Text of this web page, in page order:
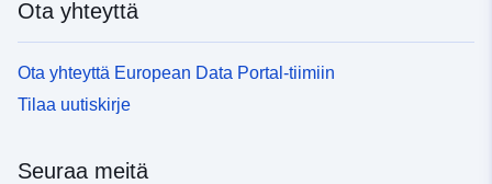
Ota yhteyttä
Ota yhteyttä European Data Portal-tiimiin
Tilaa uutiskirje
Seuraa meitä